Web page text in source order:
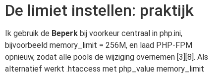
De limiet instellen: praktijk
Ik gebruik de Beperk bij voorkeur centraal in php.ini,
bijvoorbeeld memory_limit = 256M, en laad PHP-FPM
opnieuw, zodat alle pools de wijziging overnemen [3][8]. Als
alternatief werkt .htaccess met php_value memory_limit